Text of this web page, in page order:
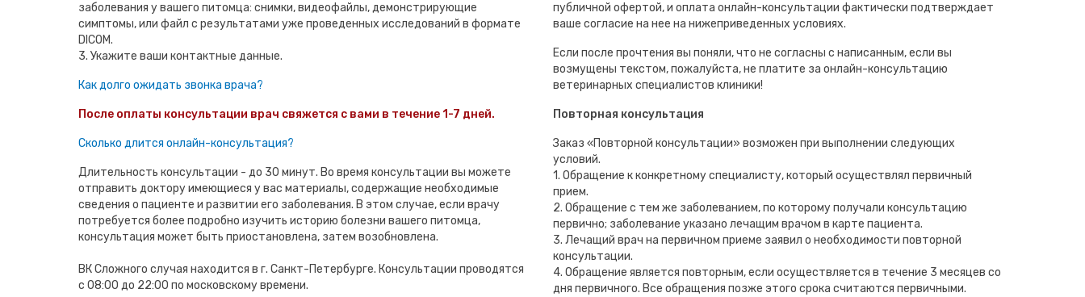
заболевания у вашего питомца: снимки, видеофайлы, демонстрирующие
симптомы, или файл с результатами уже проведенных исследований в формате
DICOM.
3. Укажите ваши контактные данные.
Как долго ожидать звонка врача?
После оплаты консультации врач свяжется с вами в течение 1-7 дней.
Сколько длится онлайн-консультация?
Длительность консультации - до 30 минут. Во время консультации вы можете
отправить доктору имеющиеся у вас материалы, содержащие необходимые
сведения о пациенте и развитии его заболевания. В этом случае, если врачу
потребуется более подробно изучить историю болезни вашего питомца,
консультация может быть приостановлена, затем возобновлена.
ВК Сложного случая находится в г. Санкт-Петербурге. Консультации проводятся
с 08:00 до 22:00 по московскому времени.
публичной офертой, и оплата онлайн-консультации фактически подтверждает
ваше согласие на нее на нижеприведенных условиях.
Если после прочтения вы поняли, что не согласны с написанным, если вы
возмущены текстом, пожалуйста, не платите за онлайн-консультацию
ветеринарных специалистов клиники!
Повторная консультация
Заказ «Повторной консультации» возможен при выполнении следующих
условий.
1. Обращение к конкретному специалисту, который осуществлял первичный
прием.
2. Обращение с тем же заболеванием, по которому получали консультацию
первично; заболевание указано лечащим врачом в карте пациента.
3. Лечащий врач на первичном приеме заявил о необходимости повторной
консультации.
4. Обращение является повторным, если осуществляется в течение 3 месяцев со
дня первичного. Все обращения позже этого срока считаются первичными.